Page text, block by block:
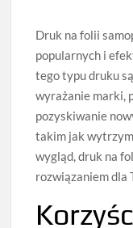
Druk na folii
popularnych i
tego typu druku
wyrażanie marki,
pozyskiwanie
takim jak
wygląd, druk na
rozwiązaniem dla